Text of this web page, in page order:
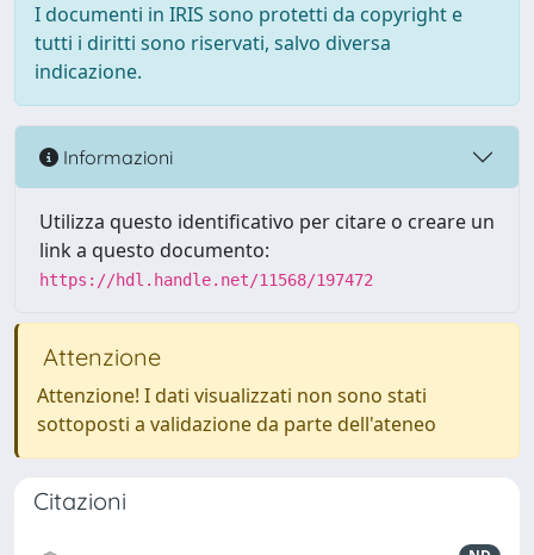
I documenti in IRIS sono protetti da copyright e
tutti i diritti sono riservati, salvo diversa
indicazione.
Informazioni
Utilizza questo identificativo per citare o creare un
link a questo documento:
https://hdl.handle.net/11568/197472
Attenzione
Attenzione! I dati visualizzati non sono stati
sottoposti a validazione da parte dell'ateneo
Citazioni